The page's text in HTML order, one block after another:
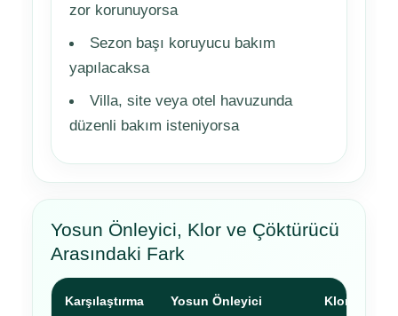
zor korunuyorsa
Sezon başı koruyucu bakım
yapılacaksa
Villa, site veya otel havuzunda
düzenli bakım isteniyorsa
Yosun Önleyici, Klor ve Çöktürücü
Arasındaki Fark
Karşılaştırma Yosun Önleyici Klor